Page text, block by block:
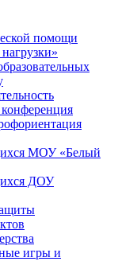
помощи
конференция
МОУ «Белый
ДОУ
игры и